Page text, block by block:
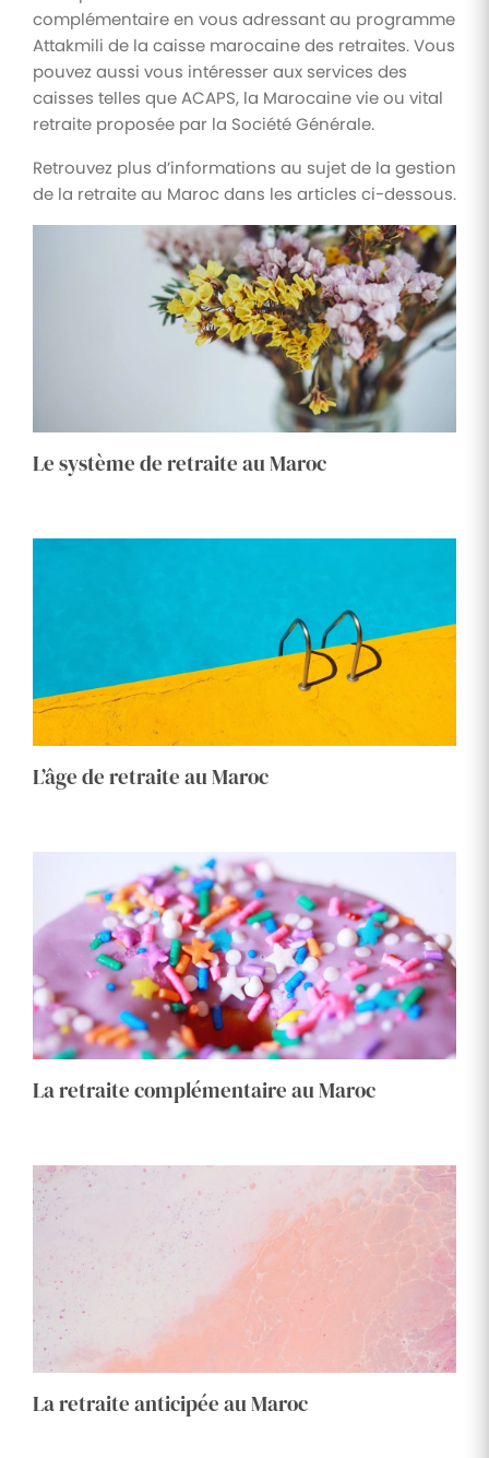
complémentaire en vous adressant au programme
Attakmili de la caisse marocaine des retraites. Vous
pouvez aussi vous intéresser aux services des
caisses telles que ACAPS, la Marocaine vie ou vital
retraite proposée par la Société Générale.
Retrouvez plus d’informations au sujet de la gestion
de la retraite au Maroc dans les articles ci-dessous.
Le système de retraite au Maroc
L’âge de retraite au Maroc
La retraite complémentaire au Maroc
La retraite anticipée au Maroc